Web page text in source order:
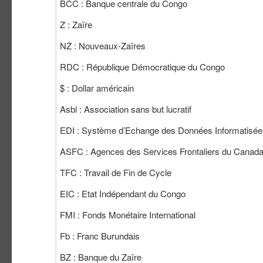
BCC : Banque centrale du Congo
Z : Zaïre
NZ : Nouveaux-Zaïres
RDC : République Démocratique du Congo
$ : Dollar américain
Asbl : Association sans but lucratif
EDI : Système d’Echange des Données
ASFC : Agences des Services Frontaliers du Canada
TFC : Travail de Fin de Cycle
EIC : Etat Indépendant du Congo
FMI : Fonds Monétaire International
Fb : Franc Burundais
BZ : Banque du Zaïre